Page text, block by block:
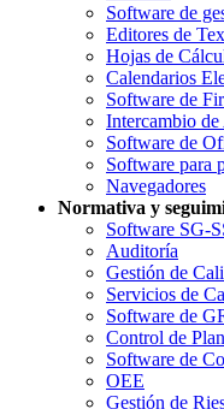
Software de
Editores de
Hojas de
Calendarios
Software de
Intercambio
Software de
Software para
Navegadores
Normativa y
Software SG-
Auditoría
Gestión de
Servicios de
Software de
Control de
Software de
OEE
Gestión de